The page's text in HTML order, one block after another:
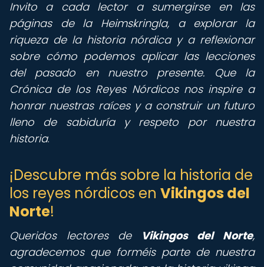
Invito a cada lector a sumergirse en las
páginas de la Heimskringla, a explorar la
riqueza de la historia nórdica y a reflexionar
sobre cómo podemos aplicar las lecciones
del pasado en nuestro presente. Que la
Crónica de los Reyes Nórdicos nos inspire a
honrar nuestras raíces y a construir un futuro
lleno de sabiduría y respeto por nuestra
historia.
¡Descubre más sobre la historia de
los reyes nórdicos en Vikingos del
Norte!
Queridos lectores de Vikingos del Norte,
agradecemos que forméis parte de nuestra